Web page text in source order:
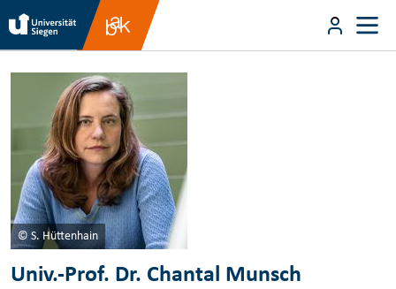
Direkt zum Inhalt
User
© S. Hüttenhain
Univ.-Prof. Dr. Chantal Munsch